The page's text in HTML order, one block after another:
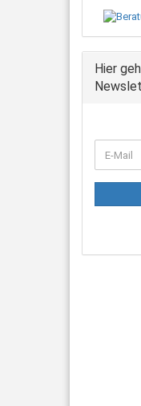
Hier
ZUR
E-
Mail